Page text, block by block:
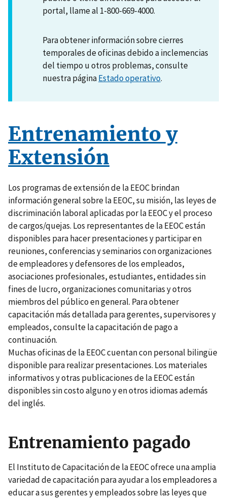
portal, llame al 1-800-669-4000.
Para obtener información sobre cierres
temporales de oficinas debido a inclemencias
del tiempo u otros problemas, consulte
nuestra páginaEstado operativo.
Entrenamiento y
Extensión
Los programas de extensión de la EEOC brindan
información general sobre la EEOC, su misión, las leyes de
discriminación laboral aplicadas por la EEOC y el proceso
de cargos/quejas. Los representantes de la EEOC están
disponibles para hacer presentaciones y participar en
reuniones, conferencias y seminarios con organizaciones
de empleadores y defensores de los empleados,
asociaciones profesionales, estudiantes, entidades sin
fines de lucro, organizaciones comunitarias y otros
miembros del público en general. Para obtener
capacitación más detallada para gerentes, supervisores y
empleados, consulte la capacitación de pago a
continuación.
Muchas oficinas de la EEOC cuentan con personal bilingüe
disponible para realizar presentaciones. Los materiales
informativos y otras publicaciones de la EEOC están
disponibles sin costo alguno y en otros idiomas además
del inglés.
Entrenamiento pagado
El Instituto de Capacitación de la EEOC ofrece una amplia
variedad de capacitación para ayudar a los empleadores a
educar a sus gerentes y empleados sobre las leyes que